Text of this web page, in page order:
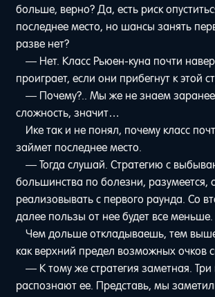
больше, верно? Да, есть риск
последнее место, но шансы занять
разве нет?
— Нет. Класс Рьюен-куна почти
проиграет, если они прибегнут к этой
— Почему?.. Мы же не знаем заранее,
сложность, значит…
Ике так и не понял, почему класс
займет последнее место.
— Тогда слушай. Стратегию с
большинства по болезни, разумеется,
реализовывать с первого раунда. Со
далее пользы от нее будет все меньше.
Чем дольше откладываешь, тем
как верхний предел возможных очков
— К тому же стратегия заметная. Три
распознают ее. Представь, мы